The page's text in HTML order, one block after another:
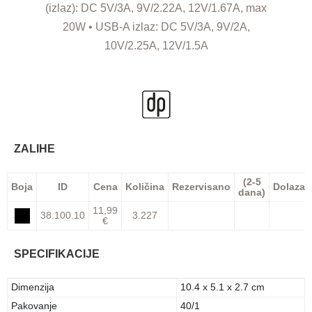
(izlaz): DC 5V/3A, 9V/2.22A, 12V/1.67A, max
20W • USB-A izlaz: DC 5V/3A, 9V/2A,
10V/2.25A, 12V/1.5A
ZALIHE
Boja ID Cena Količina Rezervisano
(2-5
dana)
Dolazak
38.100.10
11,99
€
3.227
SPECIFIKACIJE
Dimenzija
10.4 x 5.1 x 2.7 cm
Pakovanje
40/1